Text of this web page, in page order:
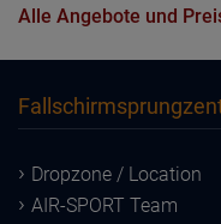
Alle Angebote und
Dropzone / Location
AIR-SPORT Team